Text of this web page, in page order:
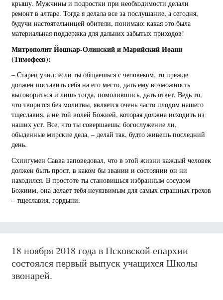
крышу. Мужчины и подростки при необходимости делали
ремонт в алтаре. Тогда я делала все за послушание, а сегодня,
будучи настоятельницей обители, понимаю: какая это была
материальная поддержка для дальних забытых приходов!
Митрополит Йошкар-Олинский и Марийский Иоанн
(Тимофеев):
– Старец учил: если ты общаешься с человеком, то прежде
должен поставить себя на его место, дать ему возможность
выговориться и лишь тогда, помолившись, дать ответ. Ведь то,
что творится без молитвы, является очень часто плодом нашего
тщеславия, а не той волей Божией, которая должна исходить из
наших уст. Все, что ты совершаешь: богослужение ли,
обыденные мирские дела, – делай так, будто живешь последний
день.
Схиигумен Савва заповедовал, что в этой жизни каждый человек
должен быть прост, в каком бы звании и состоянии он ни
находился. В простоте ты становишься избранным сосудом
Божиим, она делает тебя неуязвимым для самых страшных грехов
– тщеславия, гордыни.
18 ноября 2018 года в Псковской епархии
состоялся первый выпуск учащихся Школы
звонарей.